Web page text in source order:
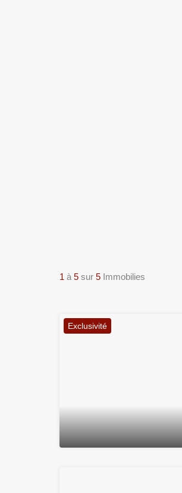
1 à 5 sur 5 Immobilies
Exclusivité